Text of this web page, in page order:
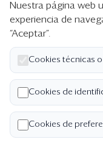
Suscripción
Paquetes
Edición Impresa
Nosotros
Quiénes somos
Código de ética
Nuestra página web
experiencia de
“Aceptar”.
Cookies técnicas
Cookies de
Cookies de